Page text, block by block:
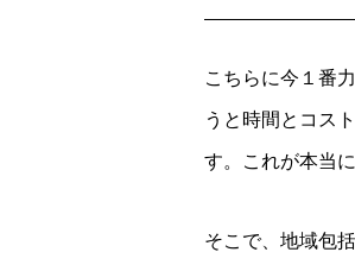
こちらに今１番
うと時間とコス
す。これが本当
そこで、地域包